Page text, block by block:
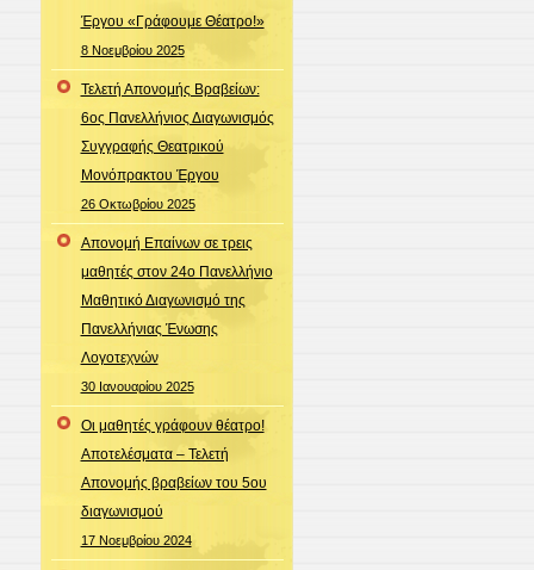
Έργου «Γράφουμε Θέατρο!»
8 Νοεμβρίου 2025
Τελετή Απονομής Βραβείων:
6ος Πανελλήνιος Διαγωνισμός
Συγγραφής Θεατρικού
Μονόπρακτου Έργου
26 Οκτωβρίου 2025
Απονομή Επαίνων σε τρεις
μαθητές στον 24ο Πανελλήνιο
Μαθητικό Διαγωνισμό της
Πανελλήνιας Ένωσης
Λογοτεχνών
30 Ιανουαρίου 2025
Οι μαθητές γράφουν θέατρο!
Aποτελέσματα – Τελετή
Απονομής βραβείων του 5ου
διαγωνισμού
17 Νοεμβρίου 2024